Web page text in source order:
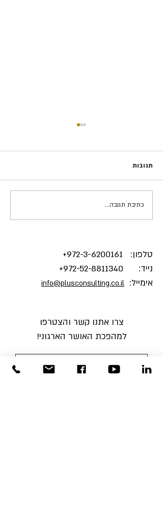
5 שאלות על אושר ארגוני -
צ'כיה
תגובות
כתיבת תגובה...
טלפון: 972-3-6200161+
נייד: 972-52-8811340
+
אימייל: info@plusconsulting.co.il
צרו אתנו קשר והצטרפו
למהפכת האושר הארגוני!